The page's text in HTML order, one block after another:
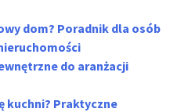
dom? Poradnik dla osób
do aranżacji
kuchni? Praktyczne